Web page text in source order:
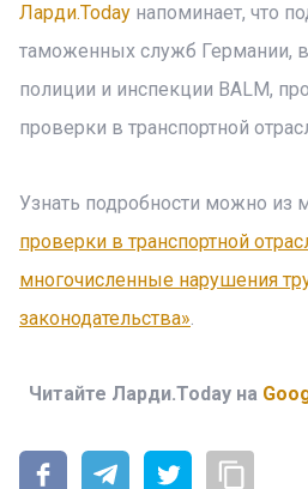
Ларди.Today напоминает, что
таможенных служб Германии,
полиции и инспекции BALM,
проверки в транспортной
Узнать подробности можно из
проверки в транспортной
многочисленные нарушения
законодательства».
Читайте Ларди.Today на